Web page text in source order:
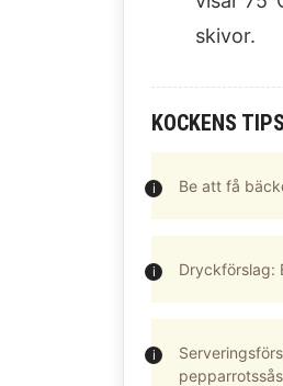
skivor.
KOCKENS TIPS
Be att få
Dryckförslag: